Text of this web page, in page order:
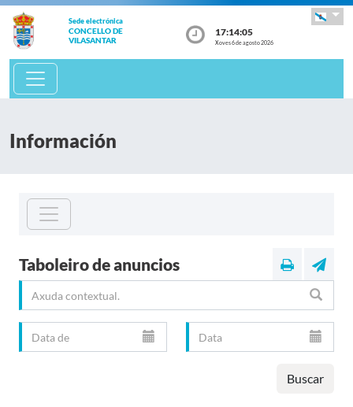
Sede electrónica
CONCELLO DE
VILASANTAR
17:14:06
Xoves 6 de agosto 2026
Información
Taboleiro de anuncios
Buscar